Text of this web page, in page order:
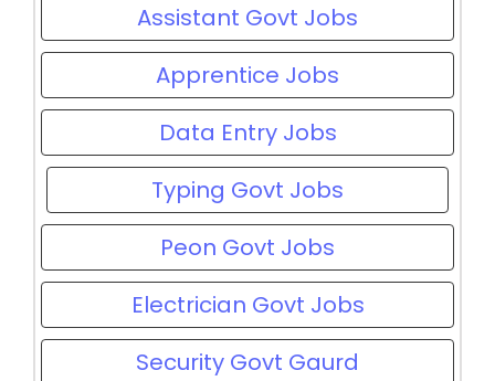
Assistant Govt Jobs
Apprentice Jobs
Data Entry Jobs
Typing Govt Jobs
Peon Govt Jobs
Electrician Govt Jobs
Security Govt Gaurd